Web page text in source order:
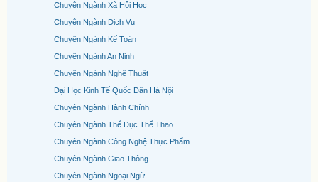
Chuyên Ngành Xã Hội Học
Chuyên Ngành Dịch Vụ
Chuyên Ngành Kế Toán
Chuyên Ngành An Ninh
Chuyên Ngành Nghệ Thuật
Đại Học Kinh Tế Quốc Dân Hà Nội
Chuyên Ngành Hành Chính
Chuyên Ngành Thể Dục Thể Thao
Chuyên Ngành Công Nghệ Thực Phẩm
Chuyên Ngành Giao Thông
Chuyên Ngành Ngoại Ngữ